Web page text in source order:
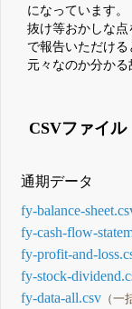
になっています。
抜け等おかしな
で報告いただけ
元々なのか分かる
CSVファイル
通期データ
fy-balance-
fy-cash-flow-
fy-profit-and-
fy-stock-
fy-data-all.csv （一